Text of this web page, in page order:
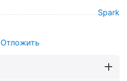
Spark
Отложить